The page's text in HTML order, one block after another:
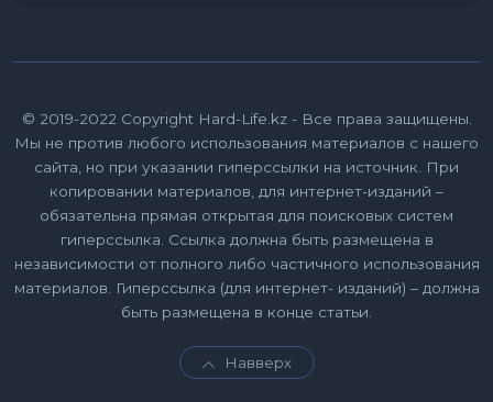
© 2019-2022 Copyright Hard-Life.kz - Все права защищены.
Мы не против любого использования материалов с нашего
сайта, но при указании гиперссылки на источник. При
копировании материалов, для интернет-изданий –
обязательна прямая открытая для поисковых систем
гиперссылка. Ссылка должна быть размещена в
независимости от полного либо частичного использования
материалов. Гиперссылка (для интернет- изданий) – должна
быть размещена в конце статьи.
Навверх